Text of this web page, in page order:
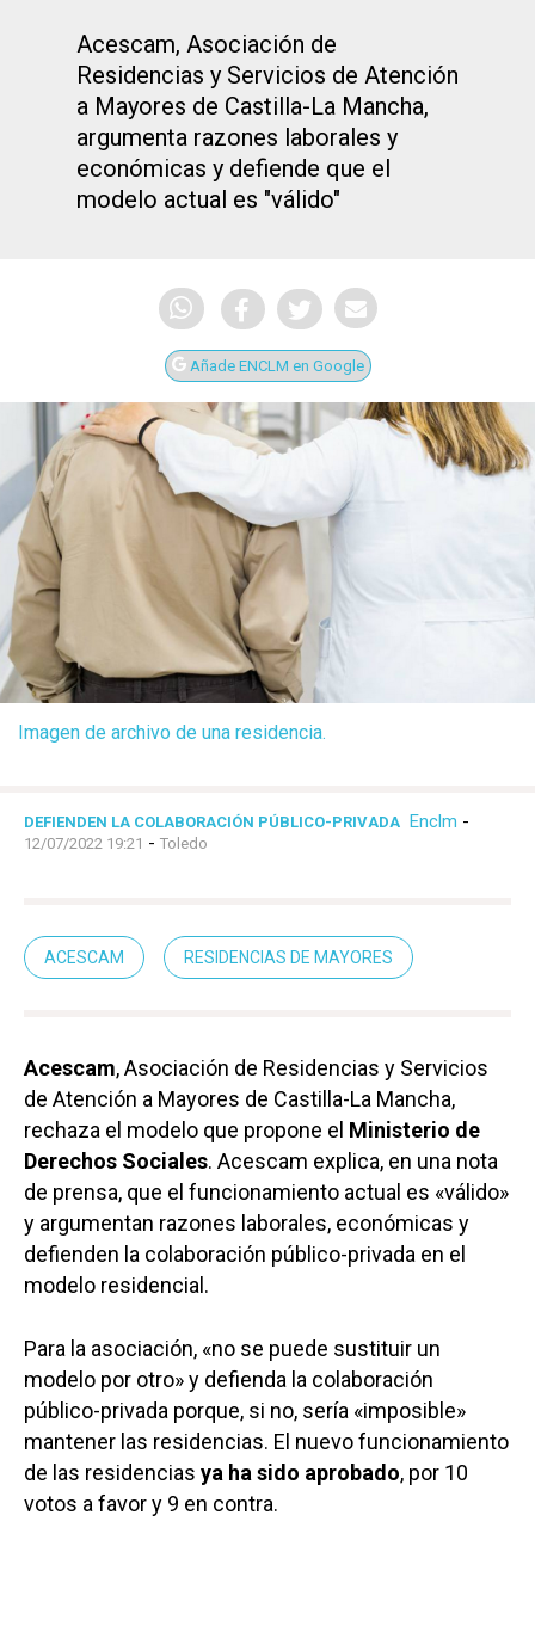
Acescam, Asociación de
Residencias y Servicios de Atención
a Mayores de Castilla-La Mancha,
argumenta razones laborales y
económicas y defiende que el
modelo actual es "válido"
Añade ENCLM en Google
Imagen de archivo de una residencia.
DEFIENDEN LA COLABORACIÓN PÚBLICO-PRIVADA Enclm -
12/07/2022 19:21 - Toledo
ACESCAM RESIDENCIAS DE MAYORES
Acescam, Asociación de Residencias y Servicios
de Atención a Mayores de Castilla-La Mancha,
rechaza el modelo que propone el Ministerio de
Derechos Sociales. Acescam explica, en una nota
de prensa, que el funcionamiento actual es «válido»
y argumentan razones laborales, económicas y
defienden la colaboración público-privada en el
modelo residencial.
Para la asociación, «no se puede sustituir un
modelo por otro» y defienda la colaboración
público-privada porque, si no, sería «imposible»
mantener las residencias. El nuevo funcionamiento
de las residencias ya ha sido aprobado, por 10
votos a favor y 9 en contra.